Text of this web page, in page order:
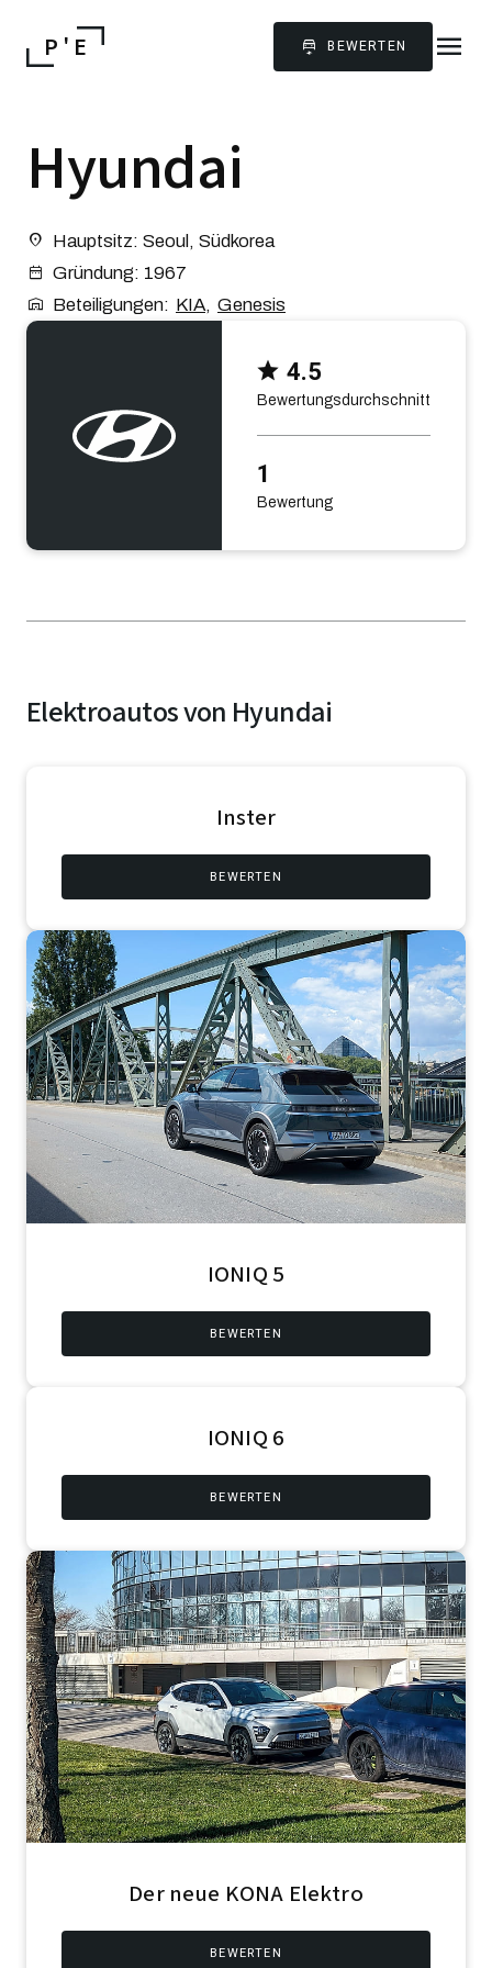
P ' E BEWERTEN menu
4.5
Bewertungsdurchschnitt
1
Bewertung
Hyundai
Hauptsitz: Seoul, Südkorea
Gründung: 1967
Beteiligungen: KIA, Genesis
Elektroautos von Hyundai
Inster
BEWERTEN
IONIQ 5
BEWERTEN
IONIQ 6
BEWERTEN
Der neue KONA Elektro
BEWERTEN